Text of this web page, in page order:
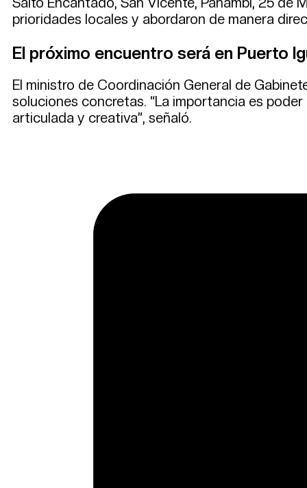
prioridades locales y abordaron de manera
El próximo encuentro será en Puerto
El ministro de Coordinación General de
soluciones concretas. “La importancia es
articulada y creativa”, señaló.